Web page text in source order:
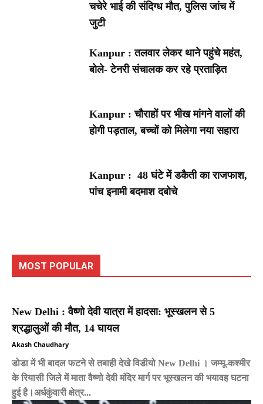
चचेरे भाई की संदिग्ध मौत, पुलिस जांच में
जुटी
Kanpur : तलवार लेकर थाने पहुंचे महंत,
बोले- टेनरी संचालक कर रहे प्रताड़ित
Kanpur : चौराहों पर भीख मांगने वालों की
होगी पड़ताल, बच्चों को मिलेगा नया सहारा
Kanpur : 48 घंटे में डकैती का राजफाश,
पांच इनामी बदमाश दबोचे
MOST POPULAR
New Delhi : वैष्णो देवी यात्रा में हादसा: भूस्खलन से 5
श्रद्धालुओं की मौत, 14 घायल
Akash Chaudhary
डोडा में भी बादल फटने से तबाही देखे विडीयो New Delhi । जम्मू-कश्मीर
के रियासी जिले में माता वैष्णो देवी मंदिर मार्ग पर भूस्खलन की भयावह घटना
हुई है।अर्धकुंवारी क्षेत्र...